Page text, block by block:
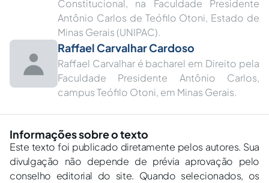
Constitucional, na Faculdade Presidente
Antônio Carlos de Teófilo Otoni, Estado de
Minas Gerais (UNIPAC).
Raffael Carvalhar Cardoso
Raffael Carvalhar é bacharel em Direito pela
Faculdade Presidente Antônio Carlos,
campus Teófilo Otoni, em Minas Gerais.
Informações sobre o texto
Este texto foi publicado diretamente pelos autores. Sua
divulgação não depende de prévia aprovação pelo
conselho editorial do site. Quando selecionados, os